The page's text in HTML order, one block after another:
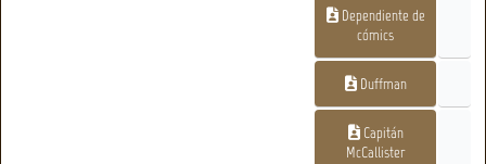
Dependiente de
cómics
Duffman
Capitán
McCallister